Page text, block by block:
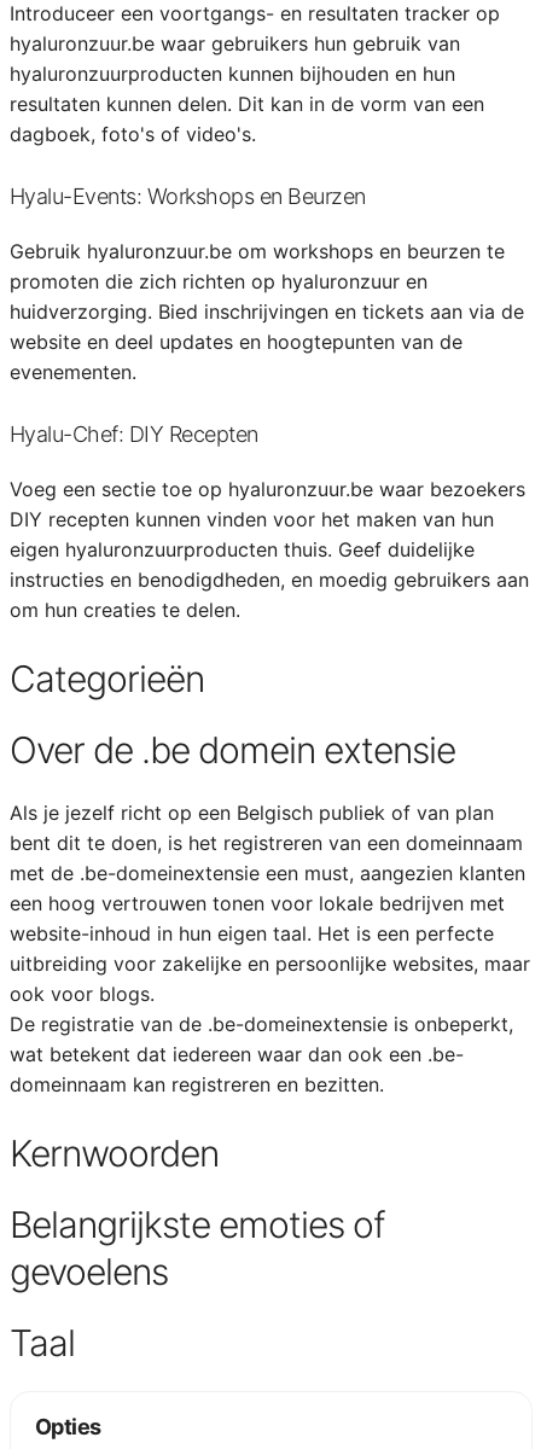
Introduceer een voortgangs- en resultaten tracker op
hyaluronzuur.be waar gebruikers hun gebruik van
hyaluronzuurproducten kunnen bijhouden en hun
resultaten kunnen delen. Dit kan in de vorm van een
dagboek, foto's of video's.
Hyalu-Events: Workshops en Beurzen
Gebruik hyaluronzuur.be om workshops en beurzen te
promoten die zich richten op hyaluronzuur en
huidverzorging. Bied inschrijvingen en tickets aan via de
website en deel updates en hoogtepunten van de
evenementen.
Hyalu-Chef: DIY Recepten
Voeg een sectie toe op hyaluronzuur.be waar bezoekers
DIY recepten kunnen vinden voor het maken van hun
eigen hyaluronzuurproducten thuis. Geef duidelijke
instructies en benodigdheden, en moedig gebruikers aan
om hun creaties te delen.
Categorieën
Over de .be domein extensie
Als je jezelf richt op een Belgisch publiek of van plan
bent dit te doen, is het registreren van een domeinnaam
met de .be-domeinextensie een must, aangezien klanten
een hoog vertrouwen tonen voor lokale bedrijven met
website-inhoud in hun eigen taal. Het is een perfecte
uitbreiding voor zakelijke en persoonlijke websites, maar
ook voor blogs.
De registratie van de .be-domeinextensie is onbeperkt,
wat betekent dat iedereen waar dan ook een .be-
domeinnaam kan registreren en bezitten.
Kernwoorden
Belangrijkste emoties of
gevoelens
Taal
Opties